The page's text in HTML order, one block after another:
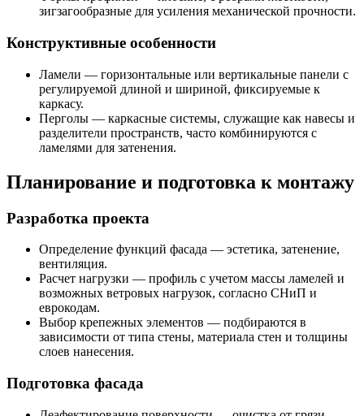
зигзагообразные для усиления механической прочности.
Конструктивные особенности
Ламели — горизонтальные или вертикальные панели с
регулируемой длиной и шириной, фиксируемые к
каркасу.
Перголы — каркасные системы, служащие как навесы и
разделители пространств, часто комбинируются с
ламелями для затенения.
Планирование и подготовка к монтажу
Разработка проекта
Определение функций фасада — эстетика, затенение,
вентиляция.
Расчет нагрузки — профиль с учетом массы ламелей и
возможных ветровых нагрузок, согласно СНиП и
еврокодам.
Выбор крепежных элементов — подбираются в
зависимости от типа стены, материала стен и толщины
слоев нанесения.
Подготовка фасада